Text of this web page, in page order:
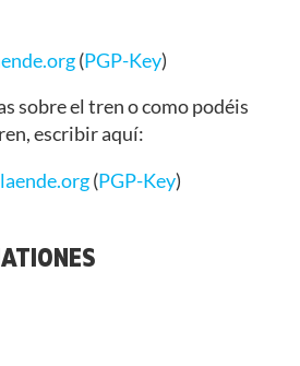
(PGP-Key)
sobre el tren o como podéis
escribir aquí:
(PGP-Key)